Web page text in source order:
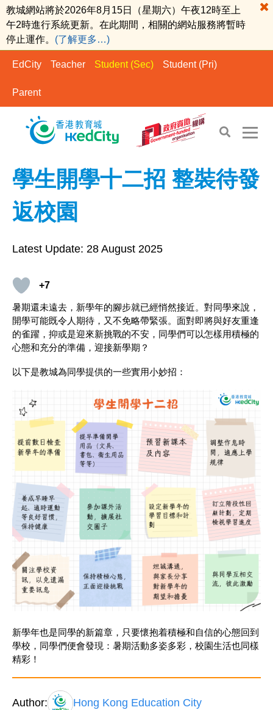
教城網站將於2026年8月15日（星期六）午夜12時至上
午2時進行系統更新。在此期間，相關的網站服務將暫時
停止運作。 (了解更多…)
EdCity Teacher Student (Sec) Student (Pri)
Parent
EdCity - Student (Sec)> Growing-up Guidance
學生開學十二招 整裝待發
返校園
Latest Update: 28 August 2025
+7
暑期還未遠去，新學年的腳步就已經悄然接近。對同學來說，
開學可能既令人期待，又不免略帶緊張。面對即將與好友重逢
的雀躍，抑或是迎來新挑戰的不安，同學們可以怎樣用積極的
心態和充分的準備，迎接新學期？
以下是教城為同學提供的一些實用小妙招：
新學年也是同學的新篇章，只要懷抱着積極和自信的心態回到
學校，同學們便會發現：暑期活動多姿多彩，校園生活也同樣
精彩！
Author: Hong Kong Education City